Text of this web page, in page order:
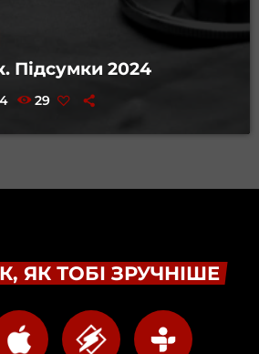
Підсумки 2024
29
ЯК ТОБІ ЗРУЧНІШЕ